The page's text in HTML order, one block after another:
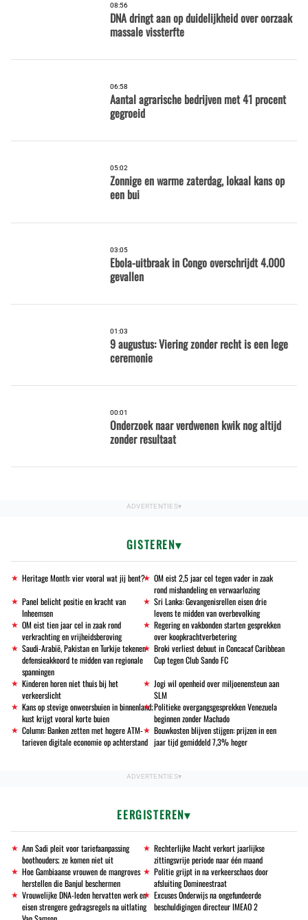
08:56
DNA dringt aan op duidelijkheid over oorzaak
massale vissterfte
06:58
Aantal agrarische bedrijven met 41 procent
gegroeid
05:02
Zonnige en warme zaterdag, lokaal kans op
een bui
03:05
Ebola-uitbraak in Congo overschrijdt 4.000
gevallen
01:03
9 augustus: Viering zonder recht is een lege
ceremonie
00:01
Onderzoek naar verdwenen kwik nog altijd
zonder resultaat
GISTEREN
Heritage Month: vier vooral wat jij bent?
OM eist 2,5 jaar cel tegen vader in zaak
rond mishandeling en verwaarlozing
Panel belicht positie en kracht van
Inheemsen
Sri Lanka: Gevangenisrellen eisen drie
levens te midden van overbevolking
OM eist tien jaar cel in zaak rond
verkrachting en vrijheidsberoving
Regering en vakbonden starten gesprekken
over koopkrachtverbetering
Saudi-Arabië, Pakistan en Turkije tekenen
defensieakkoord te midden van regionale
spanningen
Broki verliest debuut in Concacaf Caribbean
Cup tegen Club Sando FC
Kinderen horen niet thuis bij het
verkeerslicht
Jogi wil openheid over miljoenensteun aan
SLM
Kans op stevige onweersbuien in binnenland;
kust krijgt vooral korte buien
Politieke overgangsgesprekken Venezuela
beginnen zonder Machado
Column: Banken zetten met hogere ATM-
tarieven digitale economie op achterstand
Bouwkosten blijven stijgen: prijzen in een
jaar tijd gemiddeld 7,3% hoger
EERGISTEREN
Ann Sadi pleit voor tariefaanpassing
boothouders; ze komen niet uit
Rechterlijke Macht verkort jaarlijkse
zittingsvrije periode naar één maand
Hoe Gambiaanse vrouwen de mangroves
herstellen die Banjul beschermen
Politie grijpt in na verkeerschaos door
afsluiting Domineestraat
Vrouwelijke DNA-leden hervatten werk en
eisen strengere gedragsregels na uitlating
Excuses Onderwijs na ongefundeerde
beschuldigingen directeur IMEAO 2